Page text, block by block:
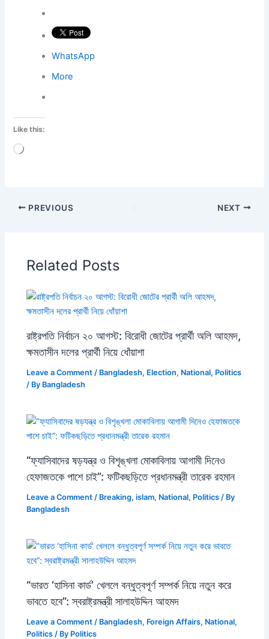
WhatsApp
More
Like this:
Loading…
PREVIOUS NEXT
Related Posts
রাষ্ট্রপতি নির্বাচন ২০ আগস্ট: বিরোধী জোটের প্রার্থী অলি আহমদ,
ক্ষমতাসীন দলের প্রার্থী নিয়ে ধোঁয়াশা
Leave a Comment / Bangladesh, Election, National, Politics
/ By Bangladesh
“ফ্যাসিবাদের ষড়যন্ত্র ও বিশৃঙ্খলা মোকাবিলায় আগামী দিনেও
হেফাজতকে পাশে চাই”: ফটিকছড়িতে প্রধানমন্ত্রী তারেক রহমান
Leave a Comment / Breaking,islam, National, Politics / By
Bangladesh
“ভারত ‘হাসিনা কার্ড’ খেললে বন্ধুত্বপূর্ণ সম্পর্ক নিয়ে নতুন করে
ভাবতে হবে”: স্বরাষ্ট্রমন্ত্রী সালাহউদ্দিন আহমদ
Leave a Comment / Bangladesh, Foreign Affairs, National,
Politics / By Politics